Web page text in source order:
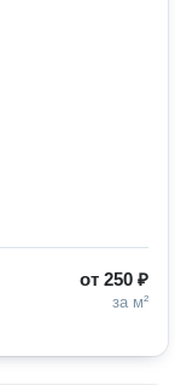
от 250 ₽
за м²